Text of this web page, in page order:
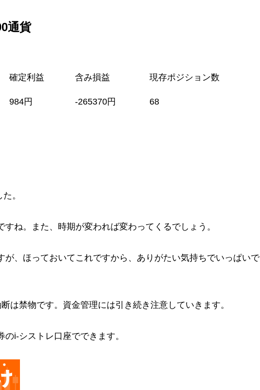
通貨
確定利益 含み損益 現存ポジション数
984円 -265370円 68
。
ね。また、時期が変われば変わってくるでしょう。
が、ほっておいてこれですから、ありがたい気持ちでいっぱいで
は禁物です。資金管理には引き続き注意していきます。
i-シストレ口座でできます。